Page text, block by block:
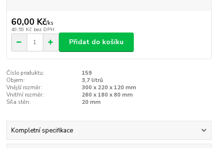
60,00 Kč/ks
49,59 Kč bez DPH
Přidat do košíku
Číslo produktu:
159
Objem:
3,7 litrů
Vnější rozměr:
300 x 220 x 120 mm
Vnitřní rozměr:
260 x 180 x 80 mm
Síla stěn:
20 mm
Kompletní specifikace